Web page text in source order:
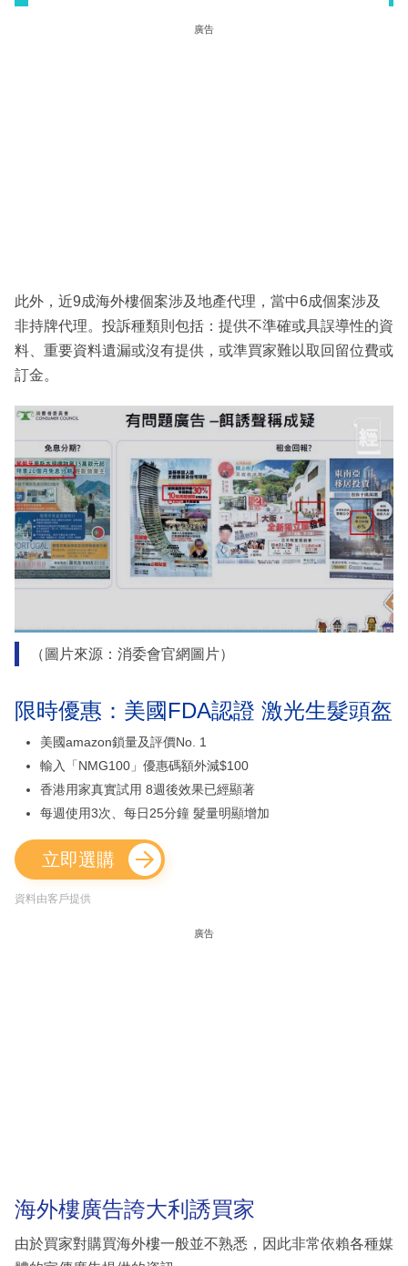
廣告
此外，近9成海外樓個案涉及地產代理，當中6成個案涉及
非持牌代理。投訴種類則包括：提供不準確或具誤導性的資
料、重要資料遺漏或沒有提供，或準買家難以取回留位費或
訂金。
（圖片來源：消委會官網圖片）
限時優惠：美國FDA認證 激光生髮頭盔
美國amazon鎖量及評價No. 1
輸入「NMG100」優惠碼額外減$100
香港用家真實試用 8週後效果已經顯著
每週使用3次、每日25分鐘 髮量明顯增加
立即選購
資料由客戶提供
廣告
海外樓廣告誇大利誘買家
由於買家對購買海外樓一般並不熟悉，因此非常依賴各種媒